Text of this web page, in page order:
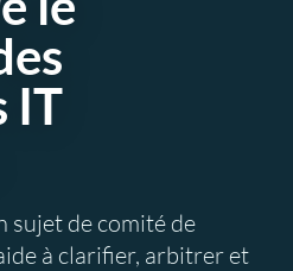
IT
sujet de comité de
à clarifier, arbitrer et